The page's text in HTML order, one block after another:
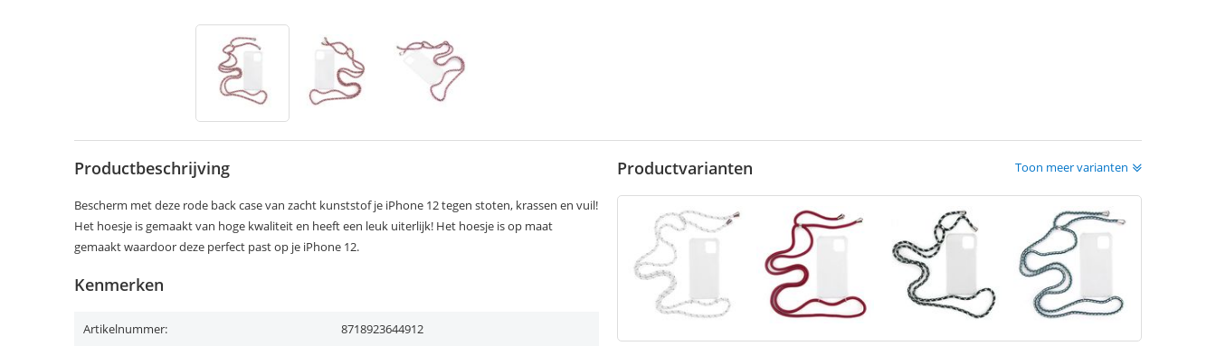
Productbeschrijving
Bescherm met deze rode back case van zacht kunststof je iPhone 12 tegen stoten, krassen en vuil!
Het hoesje is gemaakt van hoge kwaliteit en heeft een leuk uiterlijk! Het hoesje is op maat
gemaakt waardoor deze perfect past op je iPhone 12.
Kenmerken
Artikelnummer: 8718923644912
Productvarianten Toon meer varianten